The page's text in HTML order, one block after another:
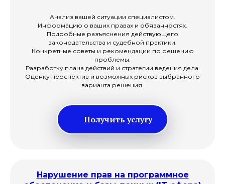
Анализ вашей ситуации специалистом.
Информацию о ваших правах и обязанностях.
Подробные разъяснения действующего
законодательства и судебной практики.
Конкретные советы и рекомендации по решению
проблемы.
Разработку плана действий и стратегии ведения дела.
Оценку перспектив и возможных рисков выбранного
варианта решения.
Получить услугу
Нарушение прав на программное